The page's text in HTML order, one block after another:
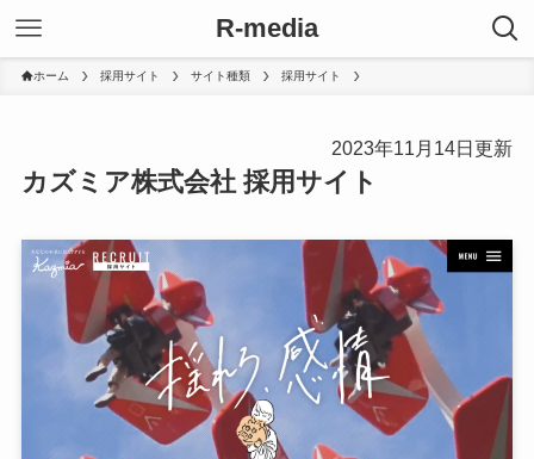
R-media
ホーム 採用サイト サイト種類 採用サイト
2023年11月14日更新
カズミア株式会社 採用サイト